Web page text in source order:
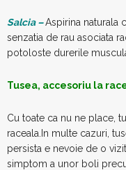
Salcia –Aspirina naturala
senzatia de rau asociata
potoloste durerile
Tusea, accesoriu la
Cu toate ca nu ne place,
raceala.In multe cazuri,
persista e nevoie de o
simptom a unor boli